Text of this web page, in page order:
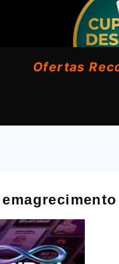
Ofertas